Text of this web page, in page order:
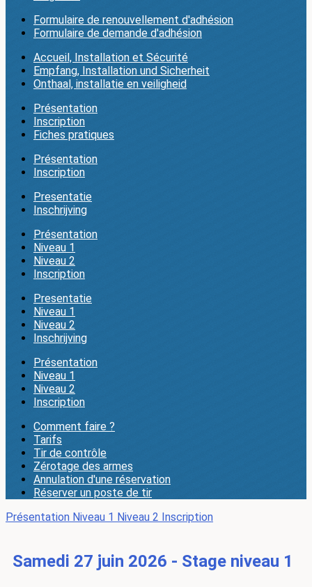
Formulaire de renouvellement d'adhésion
Formulaire de demande d'adhésion
Accueil, Installation et Sécurité
Empfang, Installation und Sicherheit
Onthaal, installatie en veiligheid
Présentation
Inscription
Fiches pratiques
Présentation
Inscription
Presentatie
Inschrijving
Présentation
Niveau 1
Niveau 2
Inscription
Presentatie
Niveau 1
Niveau 2
Inschrijving
Présentation
Niveau 1
Niveau 2
Inscription
Comment faire ?
Tarifs
Tir de contrôle
Zérotage des armes
Annulation d'une réservation
Réserver un poste de tir
Présentation Niveau 1 Niveau 2 Inscription
Samedi 27 juin 2026 - Stage niveau 1